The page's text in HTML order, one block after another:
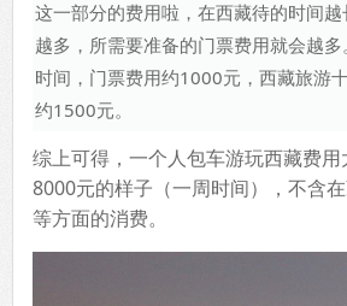
这一部分的费用啦，在西藏待的时间
越多，所需要准备的门票费用就会越
时间，门票费用约1000元，西藏旅游
约1500元。
综上可得，一个人包车游玩西藏费
8000元的样子（一周时间），不含
等方面的消费。